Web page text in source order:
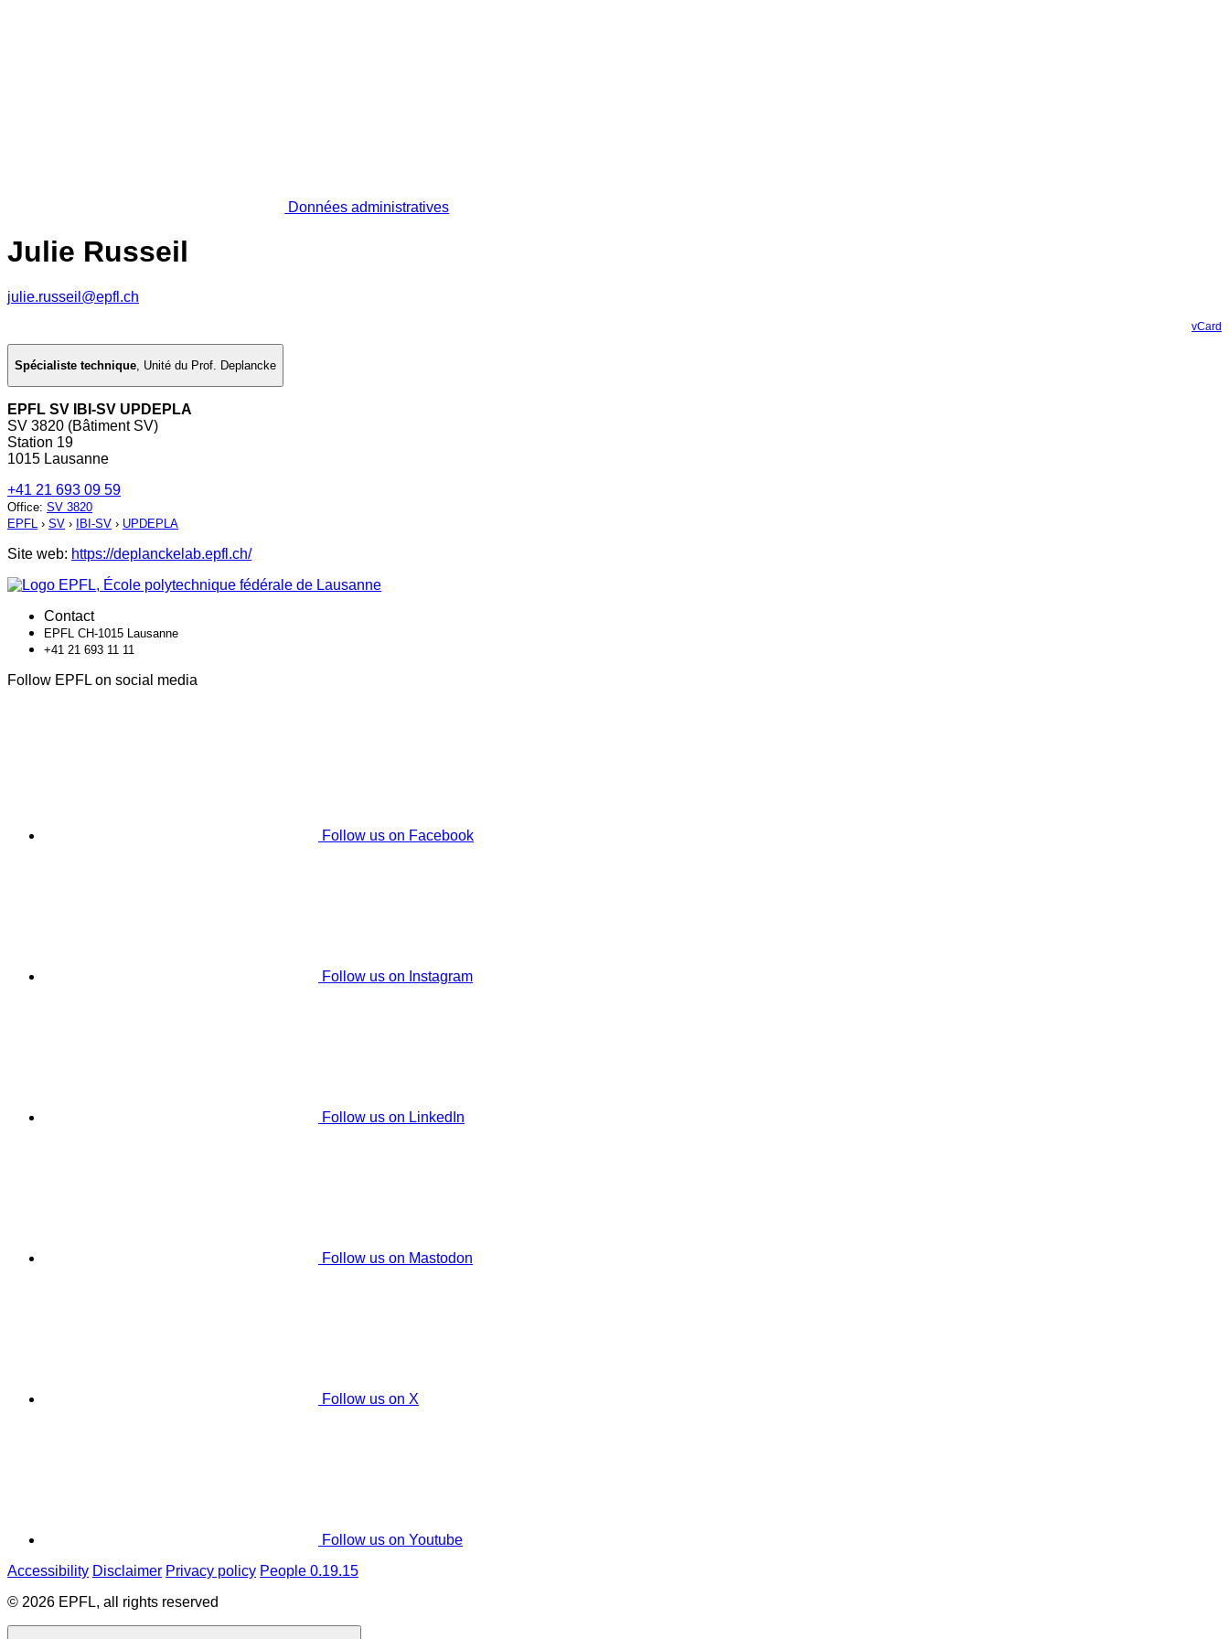
Données administratives
Julie Russeil
julie.russeil@epfl.ch
vCard
Spécialiste technique, Unité du Prof. Deplancke
EPFL SV IBI-SV UPDEPLA
SV 3820 (Bâtiment SV)
Station 19
1015 Lausanne
+41 21 693 09 59
Office: SV 3820
EPFL › SV › IBI-SV › UPDEPLA
Site web: https://deplanckelab.epfl.ch/
Contact
EPFL CH-1015 Lausanne
+41 21 693 11 11
Follow EPFL on social media
Follow us on Facebook
Follow us on Instagram
Follow us on LinkedIn
Follow us on Mastodon
Follow us on X
Follow us on Youtube
Accessibility Disclaimer Privacy policy People 0.19.15
© 2026 EPFL, all rights reserved